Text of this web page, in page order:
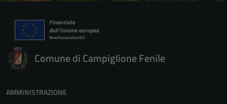
Comune di Campiglione Fenile
AMMINISTRAZIONE